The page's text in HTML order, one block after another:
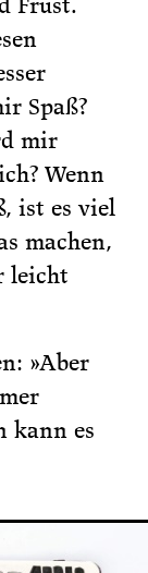
Spaß?
mir
Wenn
ist es viel
machen,
leicht
»Aber
kann es